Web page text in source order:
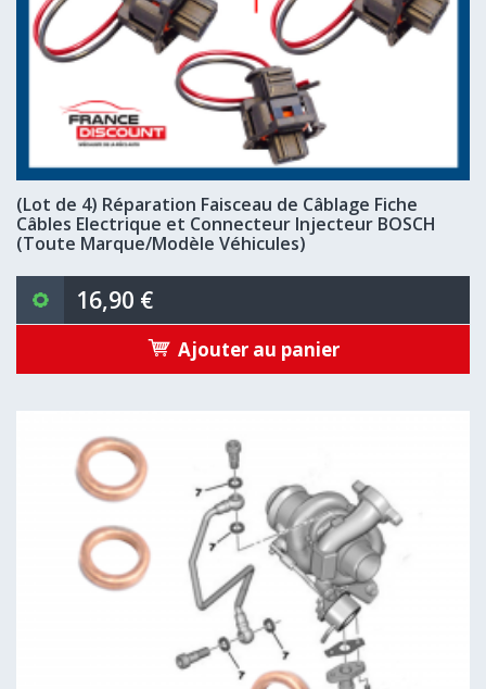
(Lot de 4) Réparation Faisceau de Câblage Fiche
Câbles Electrique et Connecteur Injecteur BOSCH
(Toute Marque/Modèle Véhicules)
16,90 €
Ajouter au panier